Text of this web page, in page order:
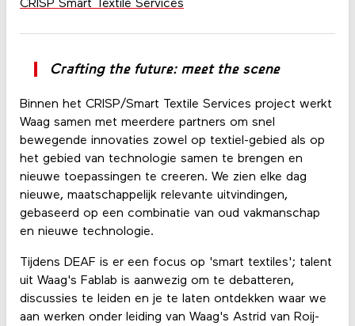
Crafting the future: meet the scene
Binnen het CRISP/Smart Textile Services project werkt
Waag samen met meerdere partners om snel
bewegende innovaties zowel op textiel-gebied als op
het gebied van technologie samen te brengen en
nieuwe toepassingen te creeren. We zien elke dag
nieuwe, maatschappelijk relevante uitvindingen,
gebaseerd op een combinatie van oud vakmanschap
en nieuwe technologie.
Tijdens DEAF is er een focus op 'smart textiles'; talent
uit Waag's Fablab is aanwezig om te debatteren,
discussies te leiden en je te laten ontdekken waar we
aan werken onder leiding van Waag's Astrid van Roij-
CRISP Smart Textile Services